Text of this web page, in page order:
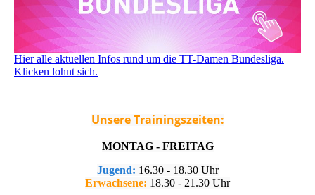
Hier alle aktuellen Infos rund um die TT-Damen Bundesliga.
Klicken lohnt sich.
Unsere Trainingszeiten:
MONTAG - FREITAG
Jugend: 16.30 - 18.30 Uhr
Erwachsene: 18.30 - 21.30 Uhr